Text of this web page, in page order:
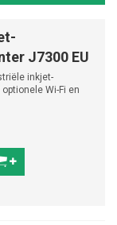
J7300 EU
inkjet-
Wi-Fi en